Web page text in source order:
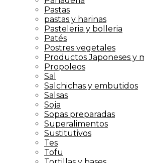
Pastas
pastas y harinas
Pasteleria y bolleria
Patés
Postres vegetales
Productos Japoneses y
Propoleos
Sal
Salchichas y embutidos
Salsas
Soja
Sopas preparadas
Superalimentos
Sustitutivos
Tes
Tofu